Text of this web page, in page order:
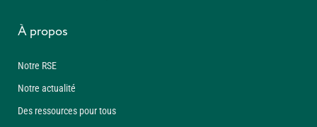
À propos
Notre RSE
Notre actualité
Des ressources pour tous